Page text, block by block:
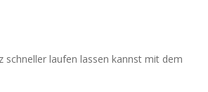
schneller laufen lassen kannst mit dem